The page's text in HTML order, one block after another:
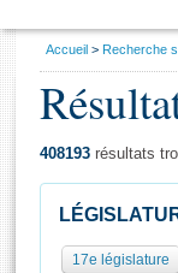
Vous
Accueil Recherche
408193 résultats
17e législature